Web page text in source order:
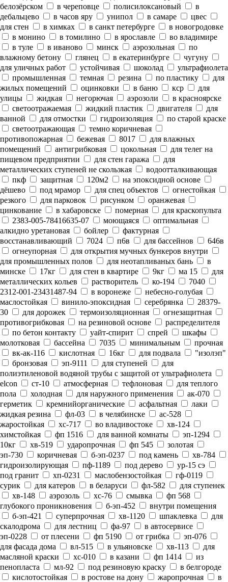
белозёрском
в череповце полисилоксановый
в
дебальцево
в часов яру унипол в самаре
цвес
для стен
в химках в санкт петербурге
в новогродовке
в монино
в томилино в ярославле
во владимире
в туле
в иваново минск аэрозольная
по
влажному бетону
глянец в екатеринбурге
чугуну
для уличных работ
устойчивая шоколад
ультрафиолета
промышленная
темная резина по пластику
для
жилых помещений
оцинковки в баню кср
для
улицы
жидкая негорючая аэрозоли
в красноярске
светоотражаемая
жидкий пластик двигателя
для
ванной
для отмостки гидроизоляция
по старой краске
светоотражающая
темно коричневая
противопожарная
бежевая 8017
для влажных
помещений
антигрибковая цокольная
для телег на
пищевом предприятии
для стен гаража
для
металлических ступеней не скользкая
водоотталкивающая
пкф
защитная 120м2
на эпоксидной основе
дёшево
под мрамор для спец объектов
огнестойкая
резкого
для парковок рисунком
оранжевая
цинкование
в хабаровске померная
для краскопульта
2383-005-78416635-07
моющаяся
оптимальная
алкидно уретановая
бойлер
фактурная
восстанавливающий
7024 п6в для бассейнов
646в
огнеупорная
для открытия мучных бункеров внутри
для промышленных полов
для неотапливаных бань
в
минске
17кг для стен в квартире 9кг ма 15
для
металлических кольев
растворитель ко-194
7040
2312-001-23431487-94
в воронеже
небесно-голубая
маслостойкая
винило-эпоксидная серебрянка
28379-
30
для дорожек термоизоляционная
огнезащитная
противогрибковая
на резиновой основе
распределителя
по бетон контакту
уайт-спирит спрей
шкафы
молотковая
бассейна 7035 минимальным
прочная
вк-ак-116
кислотная 16кг для подвала
"изолэп"
бронзовая
эп-9111 для ступеней
для
полиэтиленовой водяной трубы с защитой от ультрафиолета
elcon
ст-10 атмосферная тефлоновая
для теплого
пола
холодная для наружного применения
ак-070
герметик
кремнийорганические асфальтная
лаки
жидкая резина
фл-03 в челябинске
ас-528
жаростойкая
хс-717 во владивостоке
хв-124
химстойкая
фп 1516 для ванной комнаты
эп-1294
10кг
хв-519 ударопрочная фп 545
золотая
эп-730
коричневая б-эп-0237 под камень
хв-784
гидроизолирующая
пф-1189 под дерево
ур-15 сэ
под гранит
хп-0231 маслобензостойкая
гф-0119
сурик
для катеров в беларуси фл-582
для ступенек
хв-148
аэрозоль хс-76 смывка
фп 568
глубокого проникновения
б-эп-452
внутри помещения
б-эп-421
суперпрочная хв-1120 шпаклевка
для
скалодрома
для лестниц фа-97
в автосервисе
эп-0228
от плесени фп 5190 от грибка
эп-076
для фасада дома
вл-515 в ульяновске хв-113
для
масляной краски
хс-010 в казани фп 1414
из
пенопласта
мл-92 под резиновую краску
в белгороде
кислотостойкая
в ростове на дону жаропрочная
в